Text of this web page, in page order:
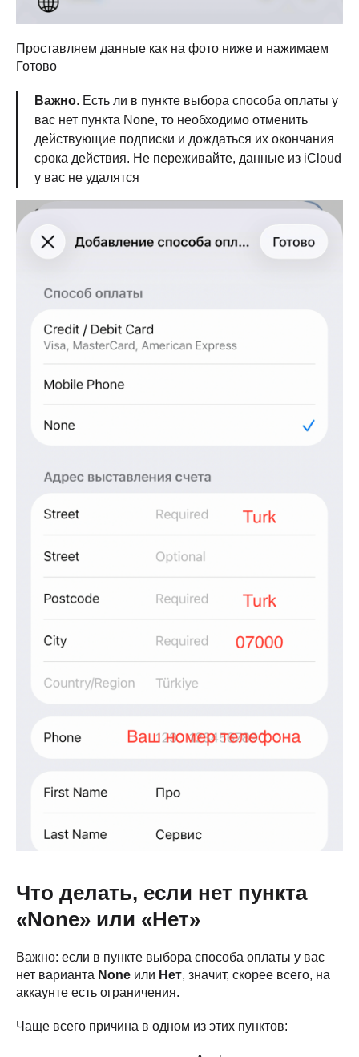
Проставляем данные как на фото ниже и нажимаем
Готово
Важно. Есть ли в пункте выбора способа оплаты у
вас нет пункта None, то необходимо отменить
действующие подписки и дождаться их окончания
срока действия. Не переживайте, данные из iCloud
у вас не удалятся
Что делать, если нет пункта
«None» или «Нет»
Важно: если в пункте выбора способа оплаты у вас
нет варианта None или Нет, значит, скорее всего, на
аккаунте есть ограничения.
Чаще всего причина в одном из этих пунктов: